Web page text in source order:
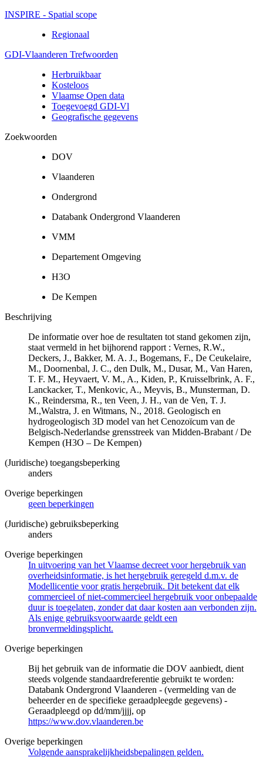
INSPIRE - Spatial scope
Regionaal
GDI-Vlaanderen Trefwoorden
Herbruikbaar
Kosteloos
Vlaamse Open data
Toegevoegd GDI-Vl
Geografische gegevens
Zoekwoorden
DOV
Vlaanderen
Ondergrond
Databank Ondergrond Vlaanderen
VMM
Departement Omgeving
H3O
De Kempen
Beschrijving
De informatie over hoe de resultaten tot stand gekomen zijn,
staat vermeld in het bijhorend rapport : Vernes, R.W.,
Deckers, J., Bakker, M. A. J., Bogemans, F., De Ceukelaire,
M., Doornenbal, J. C., den Dulk, M., Dusar, M., Van Haren,
T. F. M., Heyvaert, V. M., A., Kiden, P., Kruisselbrink, A. F.,
Lanckacker, T., Menkovic, A., Meyvis, B., Munsterman, D.
K., Reindersma, R., ten Veen, J. H., van de Ven, T. J.
M.,Walstra, J. en Witmans, N., 2018. Geologisch en
hydrogeologisch 3D model van het Cenozoïcum van de
Belgisch-Nederlandse grensstreek van Midden-Brabant / De
Kempen (H3O – De Kempen)
(Juridische) toegangsbeperking
anders
Overige beperkingen
geen beperkingen
(Juridische) gebruiksbeperking
anders
Overige beperkingen
In uitvoering van het Vlaamse decreet voor hergebruik van
overheidsinformatie, is het hergebruik geregeld d.m.v. de
Modellicentie voor gratis hergebruik. Dit betekent dat elk
commercieel of niet-commercieel hergebruik voor onbepaalde
duur is toegelaten, zonder dat daar kosten aan verbonden zijn.
Als enige gebruiksvoorwaarde geldt een
bronvermeldingsplicht.
Overige beperkingen
Bij het gebruik van de informatie die DOV aanbiedt, dient
steeds volgende standaardreferentie gebruikt te worden:
Databank Ondergrond Vlaanderen - (vermelding van de
beheerder en de specifieke geraadpleegde gegevens) -
Geraadpleegd op dd/mm/jjjj, op
https://www.dov.vlaanderen.be
Overige beperkingen
Volgende aansprakelijkheidsbepalingen gelden.